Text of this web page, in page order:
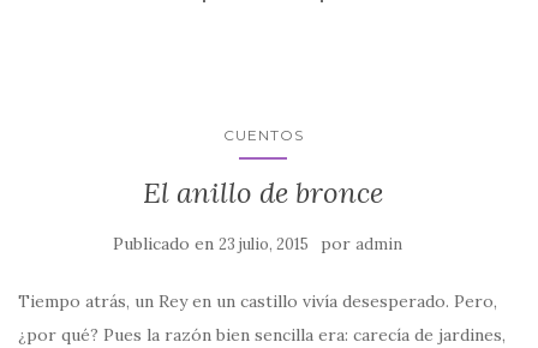
CUENTOS
El anillo de bronce
Publicado en 23 julio, 2015 por admin
Tiempo atrás, un Rey en un castillo vivía desesperado. Pero,
¿por qué? Pues la razón bien sencilla era: carecía de jardines,